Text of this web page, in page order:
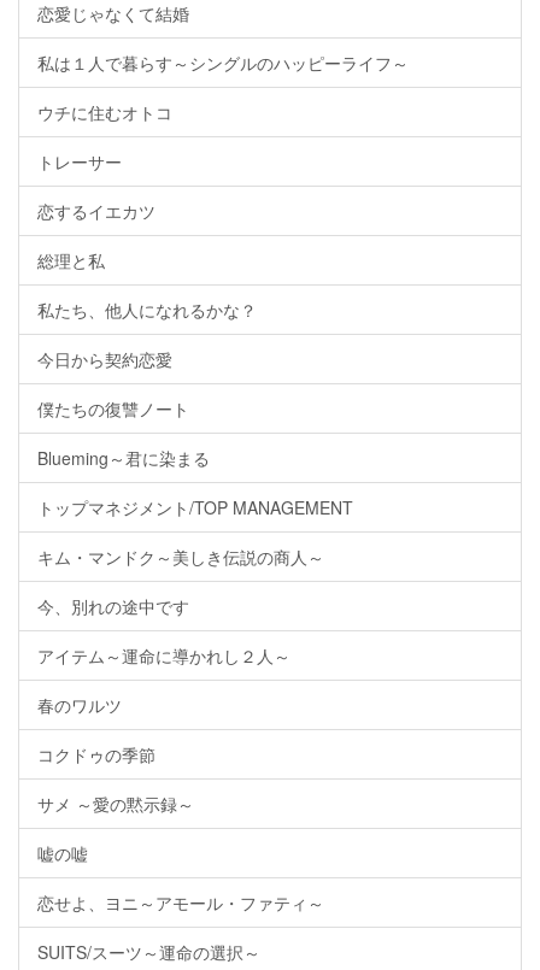
恋愛じゃなくて結婚
私は１人で暮らす～シングルのハッピーライフ～
ウチに住むオトコ
トレーサー
恋するイエカツ
総理と私
私たち、他人になれるかな？
今日から契約恋愛
僕たちの復讐ノート
Blueming～君に染まる
トップマネジメント/TOP MANAGEMENT
キム・マンドク～美しき伝説の商人～
今、別れの途中です
アイテム～運命に導かれし２人～
春のワルツ
コクドゥの季節
サメ ～愛の黙示録～
嘘の嘘
恋せよ、ヨニ～アモール・ファティ～
SUITS/スーツ～運命の選択～